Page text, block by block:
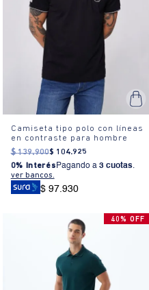
Camiseta tipo polo con líneas
en contraste para hombre
$ 139.900$ 104.925
0% Interés Pagando a 3 cuotas.
ver bancos.
$ 97.930
40% OFF